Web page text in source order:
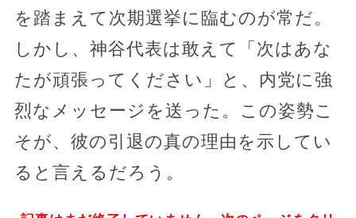
を踏まえて次期選挙に臨むのが常だ。
しかし、神谷代表は敢えて「次はあな
たが頑張ってください」と、内党に強
烈なメッセージを送った。この姿勢こ
そが、彼の引退の真の理由を示してい
ると言えるだろう。